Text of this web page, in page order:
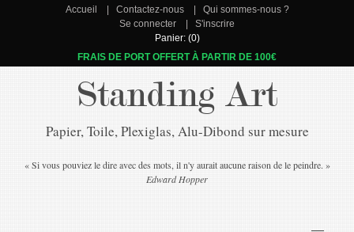
Accueil Contactez-nous
Qui sommes-nous ?
Se connecter
S'inscrire
Panier: (0)
FRAIS DE PORT OFFERT À PARTIR DE 100€
Standing Art
Papier, Toile, Plexiglas, Alu-Dibond sur mesure
« Si vous pouviez le dire avec des mots, il n'y aurait aucune raison de le peindre. »
Edward Hopper